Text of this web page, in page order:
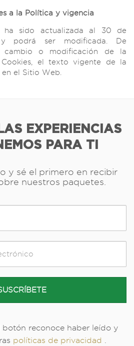
a la Política y vigencia
ha sido actualizada al 30 de
podrá ser modificada. De
cambio o modificación de la
el texto vigente de la
el Sitio Web.
EXPERIENCIAS
PARA TI
y sé el primero en recibir
nuestros paquetes.
botón reconoce haber leído y
políticas de privacidad